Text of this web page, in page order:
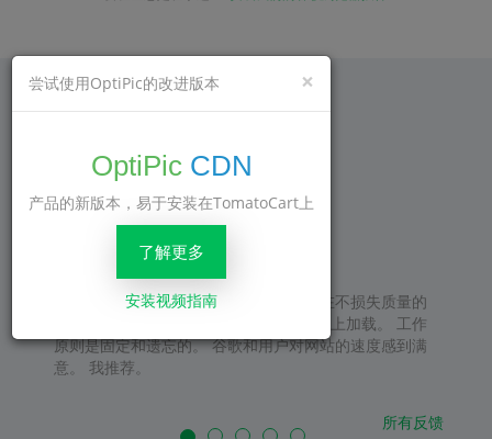
我们 建议
产品很满意！ 有一个必要的功能，可以在不损失质量的
情况下正确压缩图像，并且无需在服务器上加载。 工作
原则是固定和遗忘的。 谷歌和用户对网站的速度感到满
意。 我推荐。
所有反馈
×
尝试使用OptiPic的改进版本
OptiPic CDN
产品的新版本，易于安装在TomatoCart上
了解更多
安装视频指南